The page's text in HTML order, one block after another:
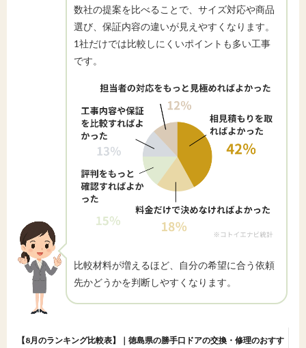
数社の提案を比べることで、サイズ対応や商品
選び、保証内容の違いが見えやすくなります。
1社だけでは比較しにくいポイントも多い工事
です。
比較材料が増えるほど、自分の希望に合う依頼
先かどうかを判断しやすくなります。
【8月のランキング比較表】｜徳島県の勝手口ドアの交換・修理のおすす